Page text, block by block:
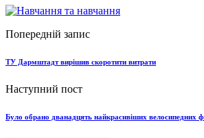
Попередній запис
ТУ Дармштадт вирішив скоротити витрати
Наступний пост
Було обрано дванадцять найкрасивіших велосипедних